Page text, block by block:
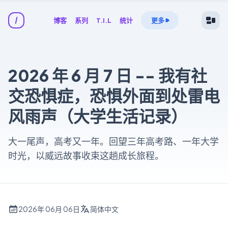
博客 系列 T.I.L 统计 更多
2026 年 6 月 7 日 -- 我有社
交恐惧症，恐惧外面到处雷电
风雨声（大学生活记录）
大一尾声，高考又一年。回望三年高考路、一年大学
时光，以威远故事收束这趟成长旅程。
2026年 06月 06日 简体中文